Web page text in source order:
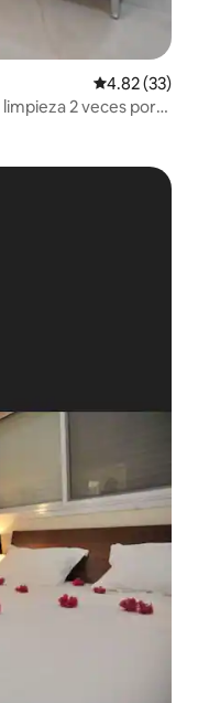
Calificación
4.82 (33)
2 veces por